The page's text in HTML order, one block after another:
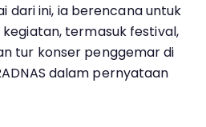
dari ini, ia berencana untuk
termasuk festival,
tur konser penggemar di
dalam pernyataan